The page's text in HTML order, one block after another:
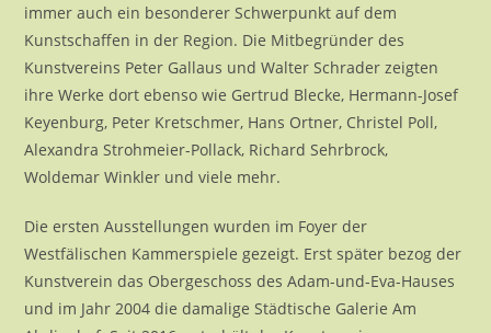
immer auch ein besonderer Schwerpunkt auf dem
Kunstschaffen in der Region. Die Mitbegründer des
Kunstvereins Peter Gallaus und Walter Schrader zeigten
ihre Werke dort ebenso wie Gertrud Blecke, Hermann-Josef
Keyenburg, Peter Kretschmer, Hans Ortner, Christel Poll,
Alexandra Strohmeier-Pollack, Richard Sehrbrock,
Woldemar Winkler und viele mehr.
Die ersten Ausstellungen wurden im Foyer der
Westfälischen Kammerspiele gezeigt. Erst später bezog der
Kunstverein das Obergeschoss des Adam-und-Eva-Hauses
und im Jahr 2004 die damalige Städtische Galerie Am